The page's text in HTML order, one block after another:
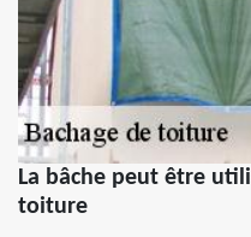
La bâche peut être
toiture